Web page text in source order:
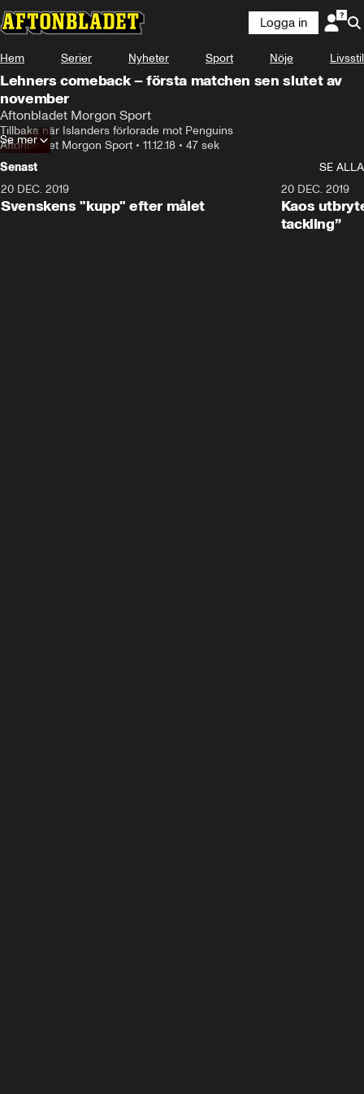
Logga in
Hem Serier Nyheter Sport Nöje Livsstil
Lehners comeback – första matchen sen slutet av
november
Aftonbladet Morgon Sport
Tillbaka när Islanders förlorade mot Penguins
Aftonbladet Morgon Sport • 11.12.18 • 47 sek
Se mer
Senast
SE ALLA
20 DEC. 2019
Svenskens "kupp" efter målet
20 DEC. 2019
Kaos
tackling”